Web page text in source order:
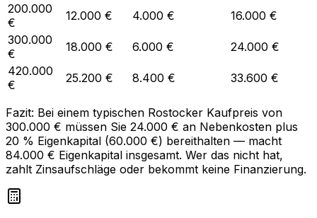
200.000
€
12.000 € 4.000 €
16.000 €
300.000
€
18.000 € 6.000 €
24.000 €
420.000
€
25.200 € 8.400 € 33.600 €
Fazit: Bei einem typischen Rostocker Kaufpreis von
300.000 € müssen Sie 24.000 € an Nebenkosten plus
20 % Eigenkapital (60.000 €) bereithalten — macht
84.000 € Eigenkapital insgesamt. Wer das nicht hat,
zahlt Zinsaufschläge oder bekommt keine Finanzierung.